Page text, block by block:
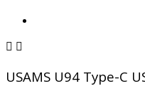
 
USAMS U94 Type-C